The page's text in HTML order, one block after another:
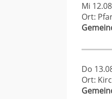
Mi
Ort:
Do
Ort: